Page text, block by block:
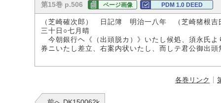
第15巻 p.506
ページ画像 PDM 1.0 DEED
（芝崎確次郎） 日記簿 明治一八年 （芝崎猪根吉
三十日○七月晴
今朝銀行ヘ《（出頭脱カ）》いたし候処、須永氏
券ニいたし差立、右案内状いたし、而しテ君公御出
各巻リンク